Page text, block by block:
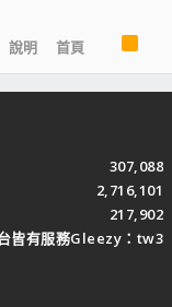
說明 首頁
S
307,088
2,716,101
217,902
皆有服務Gleezy：tw3